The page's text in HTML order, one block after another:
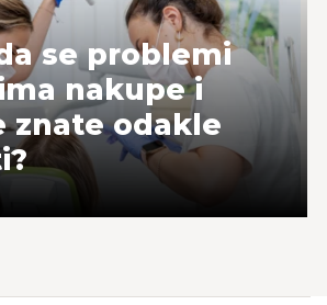
se problemi
nakupe i
znate odakle